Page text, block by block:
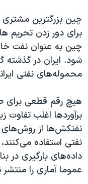
چین بزرگترین مشتری
برای دور زدن تحریم
چین به عنوان نفت
شود. ایران در گذشته
محموله‌های نفتی
هیچ رقم قطعی برای
برآوردها اغلب تفاوت
نفتکش‌ها از روش‌های
نفتی استفاده
داده‌های بارگیری در
عموما آماری را